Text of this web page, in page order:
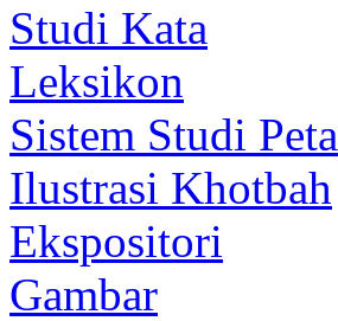
Studi Kata
Leksikon
Sistem Studi Peta
Ilustrasi Khotbah
Ekspositori
Gambar